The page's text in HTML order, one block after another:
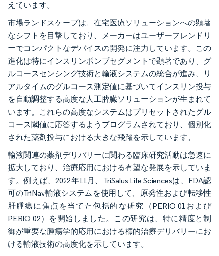
えています。
市場ランドスケープは、在宅医療ソリューションへの顕著
なシフトを目撃しており、メーカーはユーザーフレンドリ
ーでコンパクトなデバイスの開発に注力しています。この
進化は特にインスリンポンプセグメントで顕著であり、グ
ルコースセンシング技術と輸液システムの統合が進み、リ
アルタイムのグルコース測定値に基づいてインスリン投与
を自動調整する高度な人工膵臓ソリューションが生まれて
います。これらの高度なシステムはプリセットされたグル
コース閾値に応答するようプログラムされており、個別化
された薬剤投与における大きな飛躍を示しています。
輸液関連の薬剤デリバリーに関わる臨床研究活動は急速に
拡大しており、治療応用における有望な発展を示していま
す。例えば、2022年11月、TriSalus Life Sciencesは、FDA認
可のTriNav輸液システムを使用して、原発性および転移性
肝腫瘍に焦点を当てた包括的な研究（PERIO 01および
PERIO 02）を開始しました。この研究は、特に精度と制
御が重要な腫瘍学的応用における標的治療デリバリーにお
ける輸液技術の高度化を示しています。